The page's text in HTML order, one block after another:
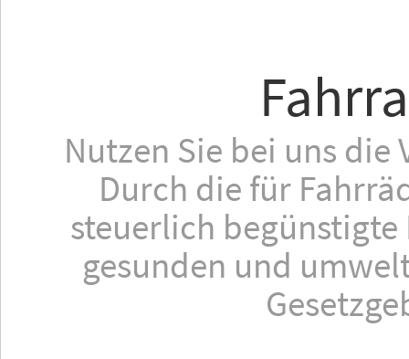
Nutzen Sie bei uns die
Durch die für
steuerlich
gesunden und